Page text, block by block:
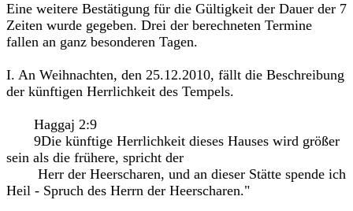
Eine weitere Bestätigung für die Gültigkeit der Dauer der 7
Zeiten wurde gegeben. Drei der berechneten Termine
fallen an ganz besonderen Tagen.
I. An Weihnachten, den 25.12.2010, fällt die Beschreibung
der künftigen Herrlichkeit des Tempels.
Haggaj 2:9
9Die künftige Herrlichkeit dieses Hauses wird größer
sein als die frühere, spricht der
Herr der Heerscharen, und an dieser Stätte spende ich
Heil - Spruch des Herrn der Heerscharen."